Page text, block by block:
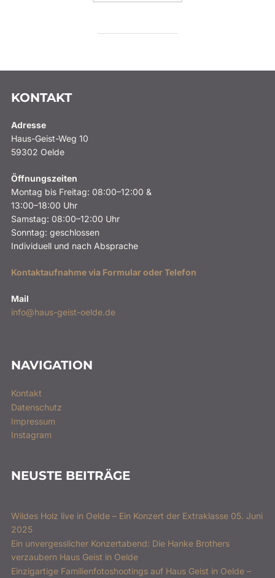
KONTAKT
Adresse
Haus-Geist-Weg 10
59302 Oelde
Öffnungszeiten
Montag bis Freitag: 08:00–12:00 &
13:00–18:00 Uhr
Samstag: 08:00–12:00 Uhr
Sonntag: geschlossen
Individuell und nach Absprache
Kontaktaufnahme via Formular oder Telefon
Mail
info@haus-geist-oelde.de
NAVIGATION
Kontakt
Datenschutz
Impressum
Instagram
NEUSTE BEITRÄGE
Wildes Holz live in Oelde – Ein Konzert der Extraklasse 05. Juni
2025
Ein unvergesslicher Konzertabend: Die Hanke Brothers
verzaubern Haus Geist in Oelde
Einzigartige Familienfotoshootings auf Haus Geist in Oelde –